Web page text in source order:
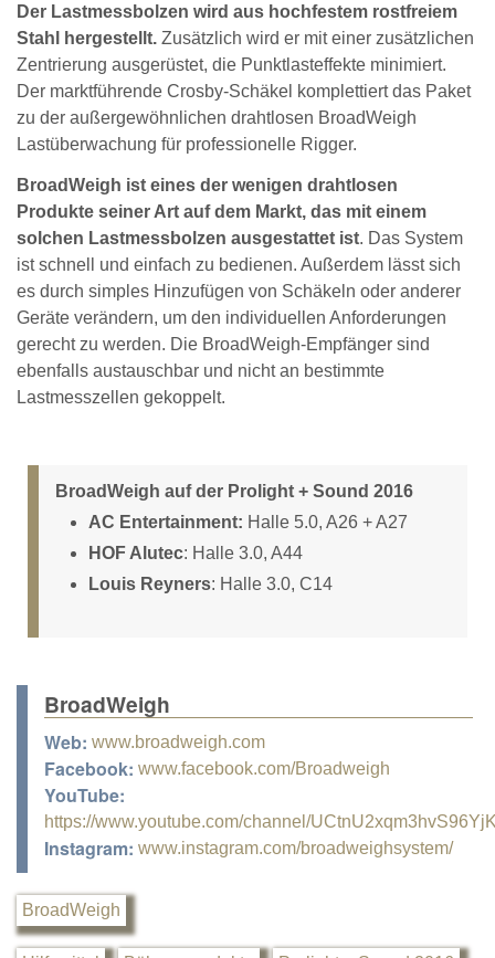
Der Lastmessbolzen wird aus hochfestem rostfreiem
Stahl hergestellt. Zusätzlich wird er mit einer zusätzlichen
Zentrierung ausgerüstet, die Punktlasteffekte minimiert.
Der marktführende Crosby-Schäkel komplettiert das Paket
zu der außergewöhnlichen drahtlosen BroadWeigh
Lastüberwachung für professionelle Rigger.
BroadWeigh ist eines der wenigen drahtlosen
Produkte seiner Art auf dem Markt, das mit einem
solchen Lastmessbolzen ausgestattet ist. Das System
ist schnell und einfach zu bedienen. Außerdem lässt sich
es durch simples Hinzufügen von Schäkeln oder anderer
Geräte verändern, um den individuellen Anforderungen
gerecht zu werden. Die BroadWeigh-Empfänger sind
ebenfalls austauschbar und nicht an bestimmte
Lastmesszellen gekoppelt.
BroadWeigh auf der Prolight + Sound 2016
AC Entertainment: Halle 5.0, A26 + A27
HOF Alutec: Halle 3.0, A44
Louis Reyners: Halle 3.0, C14
BroadWeigh
Web: www.broadweigh.com
Facebook: www.facebook.com/Broadweigh
YouTube:
https://www.youtube.com/channel/
Instagram: www.instagram.com/broadweighsystem/
BroadWeigh